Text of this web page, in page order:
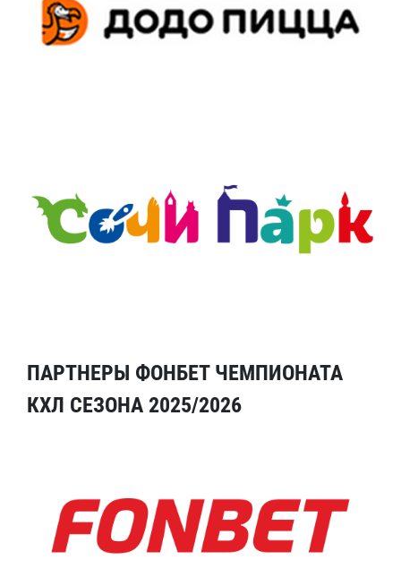
ПАРТНЕРЫ ФОНБЕТ ЧЕМПИОНАТА
КХЛ СЕЗОНА 2025/2026